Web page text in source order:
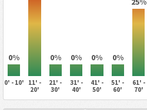
0% 0% 0% 0% 0%
0' - 10'
11' -
20'
21' -
30'
31' -
40'
41' -
50'
51' -
60'
61' -
70'